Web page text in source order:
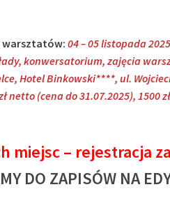
warsztatów:04 – 05 listopada
konwersatorium, zajęcia
Hotel Binkowski****, ul.
netto (cena do 31.07.2025), 1500
miejsc – rejestracja
DO ZAPISÓW NA